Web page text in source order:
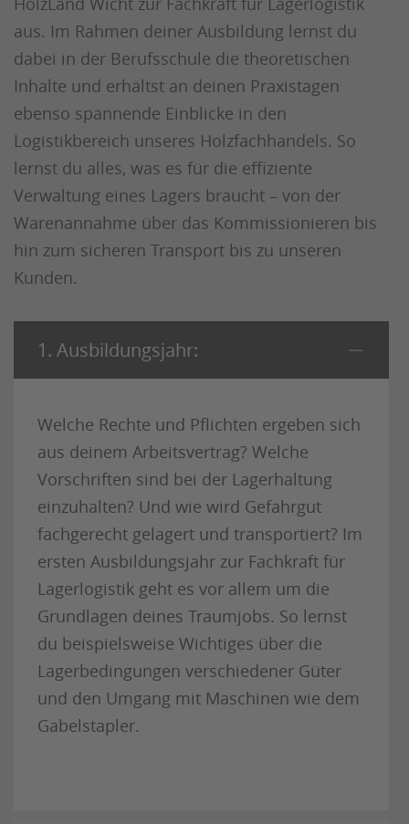
aus. Im Rahmen deiner Ausbildung lernst du
dabei in der Berufsschule die theoretischen
Inhalte und erhältst an deinen Praxistagen
ebenso spannende Einblicke in den
Logistikbereich unseres Holzfachhandels. So
lernst du alles, was es für die effiziente
Verwaltung eines Lagers braucht – von der
Warenannahme über das Kommissionieren bis
hin zum sicheren Transport bis zu unseren
Kunden.
1. Ausbildungsjahr:
Welche Rechte und Pflichten ergeben sich
aus deinem Arbeitsvertrag? Welche
Vorschriften sind bei der Lagerhaltung
einzuhalten? Und wie wird Gefahrgut
fachgerecht gelagert und transportiert? Im
ersten Ausbildungsjahr zur Fachkraft für
Lagerlogistik geht es vor allem um die
Grundlagen deines Traumjobs. So lernst
du beispielsweise Wichtiges über die
Lagerbedingungen verschiedener Güter
und den Umgang mit Maschinen wie dem
Gabelstapler.